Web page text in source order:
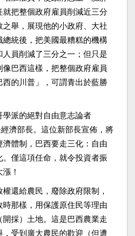
把整個政府雇員削減近三分
之舉，展現他的小政府、大社
總統後，把美國最糟糕的機構
人員削減了三分之一；但只是
像巴西這樣，把整個政府雇員
的川普」，可謂青出於藍勝
學派的絕對自由意志論者
經濟部長。這位新部長宣佈，將
體制，巴西要走三化：自由
僅這項任命，就令投資者振
！
還給農民，廢除政府限制，
那樣，用保護原住民等理由
開採）土地。這是巴西農業走
，受到廣大農民的歡迎（但遭